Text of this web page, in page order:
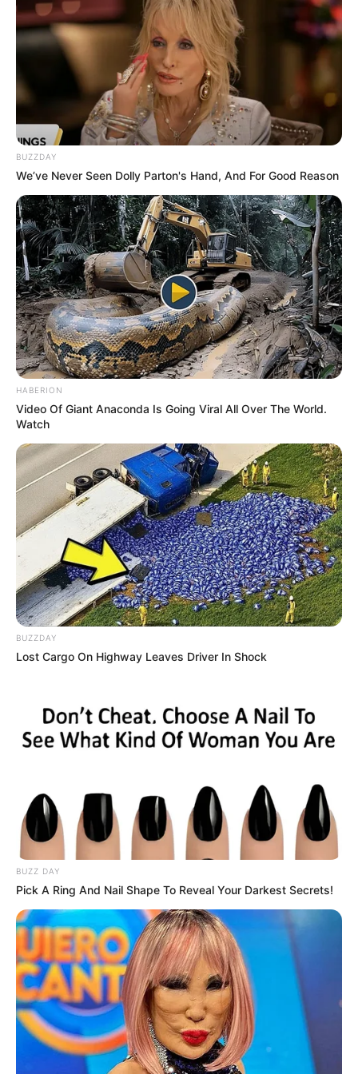
ΓΡΑΨΩ
ΚΑΠΟΔΙΣΤΡΙΑ;;[Η δολοφονία
του Καποδίστρια – Ποιοι
ήταν οι πραγματικοί...
Υγειονομικοί: Επιστολή-κόλαφος στην
επέτειο των αναστολών..
Παρασκευή, 2 Σεπτεμβρίου 2022, 15:39
Υγειονομικοί: Επιστολή-κόλαφος στην επέτειο των...
REINER FUELLMICH ΓΙΑ ΤΗΝ
ΝΥΡΕΜΒΕΡΓΗ 2: «ΣΕ 2 ΕΩΣ 3
ΕΒΔΟΜΑΔΕΣ, ΘΑ...
Η Εκδικητική μανία της
κυβέρνησης Μητσοτάκη
εναντίον αυτού που έβγαλε
την αλήθεια...
ΗΠΑ: Ο Αμερικανικός
Ερυθρός Σταυρός πιάστηκε
μεγαλύτερο φόβο του,
Email address:
Όλα τα κείμενα και οι εικόνες είναι πνευματική ιδιοκτησία του
BUZZDAY
We’ve Never Seen Dolly Parton's Hand, And For Good Reason
HABERION
Video Of Giant Anaconda Is Going Viral All Over The World.
Watch
BUZZDAY
Lost Cargo On Highway Leaves Driver In Shock
BUZZ DAY
Pick A Ring And Nail Shape To Reveal Your Darkest Secrets!